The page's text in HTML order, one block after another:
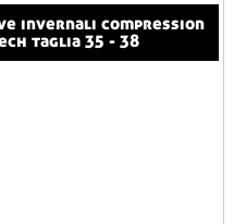
taglia 35 - 38